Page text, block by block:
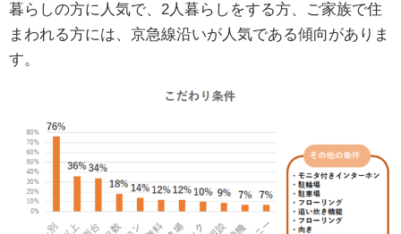
暮らしの方に人気で、2人暮らしをする方、ご家族で住
まわれる方には、京急線沿いが人気である傾向がありま
す。